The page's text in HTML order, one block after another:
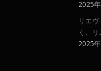
2025
リエ
く、
2025